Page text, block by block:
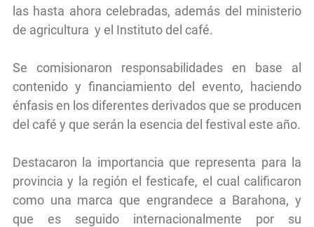
las hasta ahora celebradas, además del ministerio
de agricultura y el Instituto del café.
Se comisionaron responsabilidades en base al
contenido y financiamiento del evento, haciendo
énfasis en los diferentes derivados que se producen
del café y que serán la esencia del festival este año.
Destacaron la importancia que representa para la
provincia y la región el festicafe, el cual calificaron
como una marca que engrandece a Barahona, y
que es seguido internacionalmente por su